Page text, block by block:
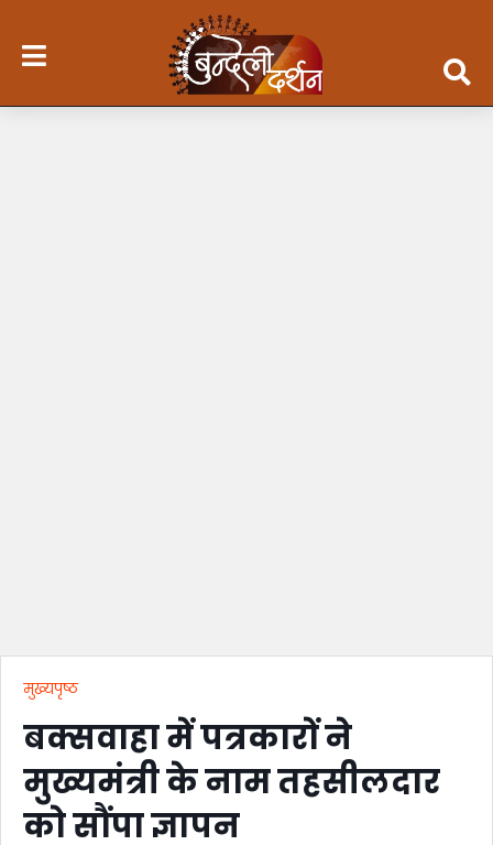
मुख्यपृष्ठ
बक्सवाहा में पत्रकारों ने
मुख्यमंत्री के नाम तहसीलदार
को सौंपा ज्ञापन